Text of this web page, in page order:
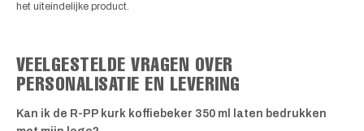
het uiteindelijke product.
VEELGESTELDE VRAGEN OVER
PERSONALISATIE EN LEVERING
Kan ik de R-PP kurk koffiebeker 350 ml laten bedrukken